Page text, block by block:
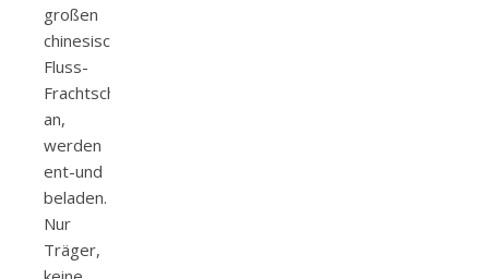
großen
chinesischen
Fluss-
Frachtschiffe
an,
werden
ent-und
beladen.
Nur
Träger,